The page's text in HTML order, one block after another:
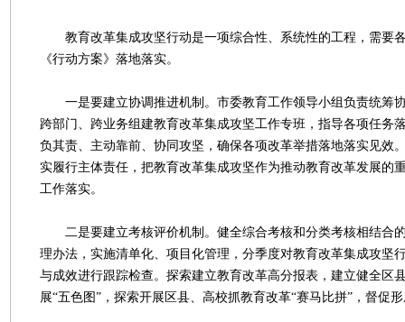
教育改革集成攻坚行动是一项综合性、系统性的工程，需要
《行动方案》落地落实。
一是要建立协调推进机制。市委教育工作领导小组负责统筹
跨部门、跨业务组建教育改革集成攻坚工作专班，指导各项任务
负其责、主动靠前、协同攻坚，确保各项改革举措落地落实见效
实履行主体责任，把教育改革集成攻坚作为推动教育改革发展的
工作落实。
二是要建立考核评价机制。健全综合考核和分类考核相结合
理办法，实施清单化、项目化管理，分季度对教育改革集成攻坚
与成效进行跟踪检查。探索建立教育改革高分报表，建立健全区
展“五色图”，探索开展区县、高校抓教育改革“赛马比拼”，督促